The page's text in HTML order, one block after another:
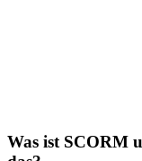
Was ist SCORM